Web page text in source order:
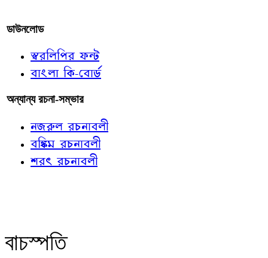
ডাউনলোড
স্বরলিপির ফন্ট
বাংলা কি-বোর্ড
অন্যান্য রচনা-সম্ভার
নজরুল রচনাবলী
বঙ্কিম রচনাবলী
শরৎ রচনাবলী
বাচস্পতি